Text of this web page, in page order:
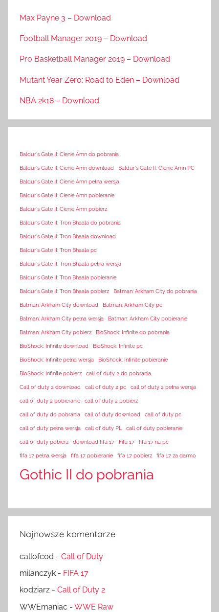
Max Payne 3 – Download
Football Manager 2019 – Download
Pro Basketball Manager 2019 – Download
Mutant Year Zero: Road to Eden – Download
NBA 2k18 – Download
Baldur's Gate II: Cienie Amn do pobrania
Baldur's Gate II: Cienie Amn download Baldur's Gate II: Cienie Amn PC
Baldur's Gate II: Cienie Amn pełna wersja
Baldur's Gate II: Cienie Amn pobieranie
Baldur's Gate II: Cienie Amn pobierz
Baldur's Gate II: Tron Bhaala do pobrania
Baldur's Gate II: Tron Bhaala download
Baldur's Gate II: Tron Bhaala pc
Baldur's Gate II: Tron Bhaala pełna wersja
Baldur's Gate II: Tron Bhaala pobieranie
Baldur's Gate II: Tron Bhaala pobierz Batman: Arkham City do pobrania
Batman: Arkham City download Batman: Arkham City pc
Batman: Arkham City pełna wersja Batman: Arkham City pobieranie
Batman: Arkham City pobierz BioShock: Infinite do pobrania
BioShock: Infinite download BioShock: Infinite pc
BioShock: Infinite pełna wersja BioShock: Infinite pobieranie
BioShock: Infinite pobierz call of duty 2 do pobrania
Call of duty 2 download call of duty 2 pc call of duty 2 pełna wersja
call of duty 2 pobieranie call of duty 2 pobierz
call of duty do pobrania call of duty download call of duty pc
call of duty pełna wersja call of duty PL call of duty pobieranie
call of duty pobierz download fifa 17 Fifa 17 fifa 17 na pc
fifa 17 pełna wersja fifa 17 pobieranie fifa 17 pobierz fifa 17 za darmo
Gothic II do pobrania
Najnowsze komentarze
callofcod - Call of Duty
milanczyk - FIFA 17
kodziarz - Call of Duty 2
WWEmaniac - WWE Raw